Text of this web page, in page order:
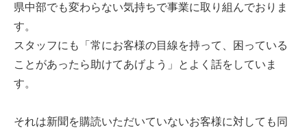
県中部でも変わらない気持ちで事業に取り組んでおりま
す。
スタッフにも「常にお客様の目線を持って、困っている
ことがあったら助けてあげよう」とよく話をしていま
す。
それは新聞を購読いただいていないお客様に対しても同